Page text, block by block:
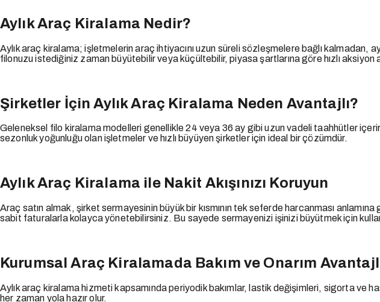
Aylık Araç Kiralama Nedir?
Aylık araç kiralama; işletmelerin araç ihtiyacını uzun süreli sözleşmelere bağlı kalmadan,
filonuzu istediğiniz zaman büyütebilir veya küçültebilir, piyasa şartlarına göre hızlı aksiyon
Şirketler İçin Aylık Araç Kiralama Neden Avantajlı?
Geleneksel filo kiralama modelleri genellikle 24 veya 36 ay gibi uzun vadeli taahhütler
sezonluk yoğunluğu olan işletmeler ve hızlı büyüyen şirketler için ideal bir çözümdür.
Aylık Araç Kiralama ile Nakit Akışınızı Koruyun
Araç satın almak, şirket sermayesinin büyük bir kısmının tek seferde harcanması
sabit faturalarla kolayca yönetebilirsiniz. Bu sayede sermayenizi işinizi büyütmek için
Kurumsal Araç Kiralamada Bakım ve Onarım
Aylık araç kiralama hizmeti kapsamında periyodik bakımlar, lastik değişimleri, sigorta ve
her zaman yola hazır olur.